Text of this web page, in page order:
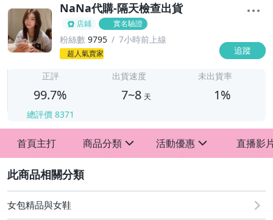
NaNa代購-隔天檢查出貨
店鋪 實名驗證
粉絲數 9795 7小時前上線
超人氣賣家 追蹤
正評
99.7%
總評價 8371
出貨速度
7~8 天
未出貨率
1%
首頁主打 商品分類 活動優惠
[全店] 賣場訂單隔天寄出，五~七工作日到貨！
直播影
女包精品與女鞋